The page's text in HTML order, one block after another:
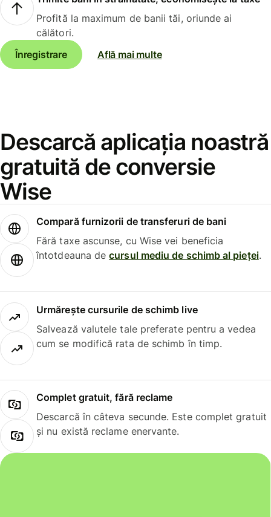
Profită la maximum de banii tăi, oriunde ai
călători.
Înregistrare
Află mai multe
Descarcă aplicația noastră
gratuită de conversie
Wise
Compară furnizorii de transferuri de bani
Fără taxe ascunse, cu Wise vei beneficia
întotdeauna decursul mediu de schimb al pieței.
Urmărește cursurile de schimb live
Salvează valutele tale preferate pentru a vedea
cum se modifică rata de schimb în timp.
Complet gratuit, fără reclame
Descarcă în câteva secunde. Este complet gratuit
și nu există reclame enervante.